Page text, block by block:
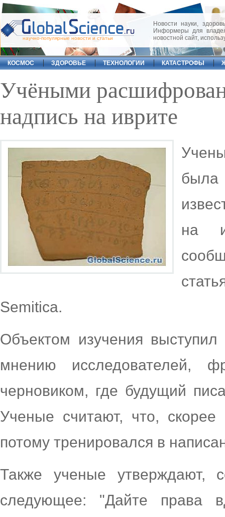
научно-популярные новости и статьи
Новости науки,
Информеры для
новостной сайт,
КОСМОС ЗДОРОВЬЕ ТЕХНОЛОГИИ КАТАСТРОФЫ
Учёными
надпись на иврите
была
на
Semitica.
Объектом изучения
мнению исследователей,
черновиком, где будущий
Ученые считают, что, скорее
потому тренировался в
Также ученые утверждают,
следующее: "Дайте права